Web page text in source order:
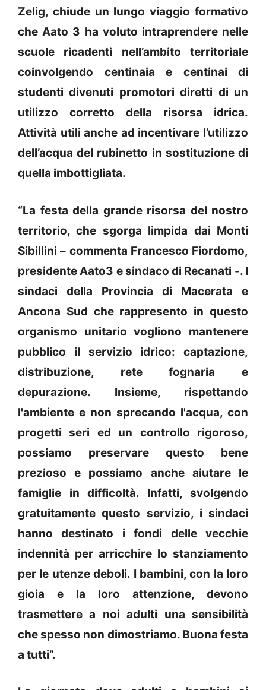
Zelig, chiude un lungo viaggio formativo
che Aato 3 ha voluto intraprendere nelle
scuole ricadenti nell’ambito territoriale
coinvolgendo centinaia e centinai di
studenti divenuti promotori diretti di un
utilizzo corretto della risorsa idrica.
Attività utili anche ad incentivare l’utilizzo
dell’acqua del rubinetto in sostituzione di
quella imbottigliata.
“La festa della grande risorsa del nostro
territorio, che sgorga limpida dai Monti
Sibillini – commenta Francesco Fiordomo,
presidente Aato3 e sindaco di Recanati -. I
sindaci della Provincia di Macerata e
Ancona Sud che rappresento in questo
organismo unitario vogliono mantenere
pubblico il servizio idrico: captazione,
distribuzione, rete fognaria e
depurazione. Insieme, rispettando
l'ambiente e non sprecando l'acqua, con
progetti seri ed un controllo rigoroso,
possiamo preservare questo bene
prezioso e possiamo anche aiutare le
famiglie in difficoltà. Infatti, svolgendo
gratuitamente questo servizio, i sindaci
hanno destinato i fondi delle vecchie
indennità per arricchire lo stanziamento
per le utenze deboli. I bambini, con la loro
gioia e la loro attenzione, devono
trasmettere a noi adulti una sensibilità
che spesso non dimostriamo. Buona festa
a tutti”.